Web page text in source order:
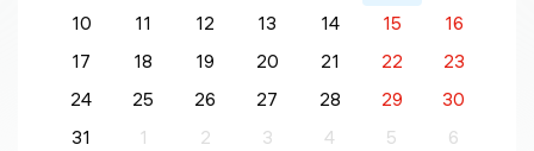
10
11 12 13 14 15
16
17
18 19 20 21 22
23
24
25 26 27 28 29
30
31
1 2 3 4 5 6